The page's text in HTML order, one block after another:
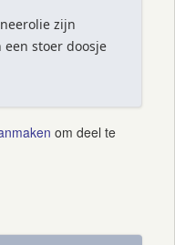
zijn
stoer doosje
om deel te